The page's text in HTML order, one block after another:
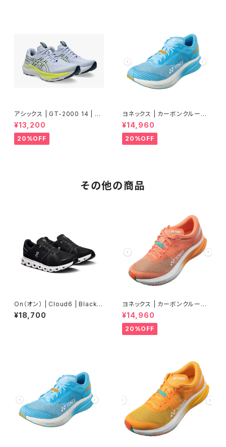
アシックス | GT-2000 14 | BL
UE FADE/TRANQUIL TEAL |
Men
¥13,200
20%OFF
ヨネックス | カーボンクルーズ
エアラス | セルリアンブルー |
Women
¥14,960
20%OFF
その他の商品
On（オン） | Cloud6 | Black/
White | Women
¥18,700
ヨネックス | カーボンクルーズ
エアラス | ピーチ | Women
¥14,960
20%OFF